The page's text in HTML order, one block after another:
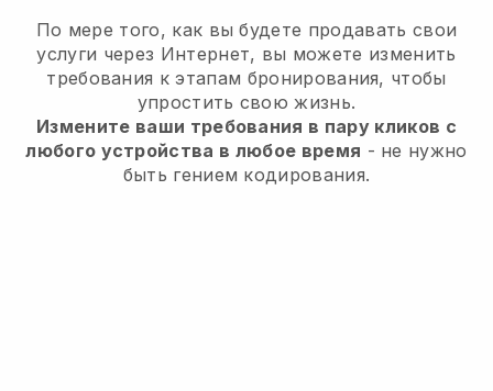
По мере того, как вы будете продавать свои
услуги через Интернет, вы можете изменить
требования к этапам бронирования, чтобы
упростить свою жизнь.
Измените ваши требования в пару кликов с
любого устройства в любое время - не нужно
быть гением кодирования.